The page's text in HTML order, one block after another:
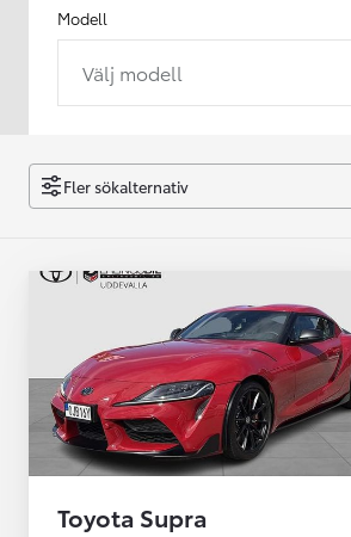
Från 238 900 kr
Easy Billån
GR Yaris
BENSIN
Modell
Välj modell
Fler sökalternativ
Toyota Supra